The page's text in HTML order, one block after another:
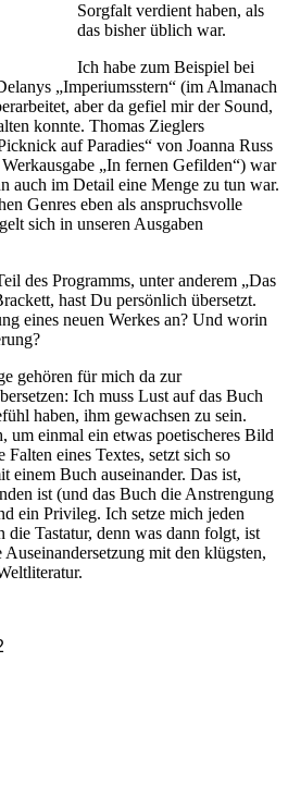
Sorgfalt verdient haben, als
das bisher üblich war.
Ich habe zum Beispiel bei
„Imperiumsstern“ (im Almanach
aber da gefiel mir der Sound,
konnte. Thomas Zieglers
auf Paradies“ von Joanna Russ
„In fernen Gefilden“) war
auch im Detail eine Menge zu tun war.
Genres eben als anspruchsvolle
sich in unseren Ausgaben
des Programms, unter anderem „Das
hast Du persönlich übersetzt.
eines neuen Werkes an? Und worin
gehören für mich da zur
Ich muss Lust auf das Buch
haben, ihm gewachsen zu sein.
um einmal ein etwas poetischeres Bild
eines Textes, setzt sich so
einem Buch auseinander. Das ist,
ist (und das Buch die Anstrengung
ein Privileg. Ich setze mich jeden
die Tastatur, denn was dann folgt, ist
mit den klügsten,